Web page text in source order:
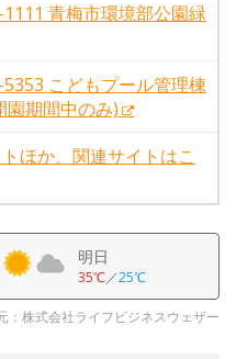
青梅市環境部公園緑
こどもプール管理棟
園期間中のみ)
ほか、関連サイトはこ
明日
35℃／25℃
：株式会社ライフビジネスウェザー